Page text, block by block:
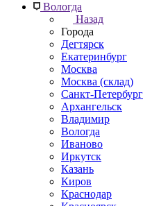
Вологда
Назад
Города
Дегтярск
Екатеринбург
Москва
Москва (склад)
Санкт-Петербург
Архангельск
Владимир
Вологда
Иваново
Иркутск
Казань
Киров
Краснодар